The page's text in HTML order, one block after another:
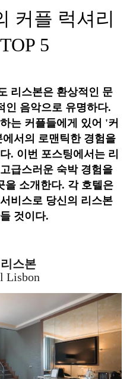
커플 럭셔리
5
리스본은 환상적인 문
인 음악으로 유명하다.
는 커플들에게 있어 '커
서의 로맨틱한 경험을
. 이번 포스팅에서는 리
급스러운 숙박 경험을
을 소개한다. 각 호텔은
비스로 당신의 리스본
것이다.
스본
Lisbon